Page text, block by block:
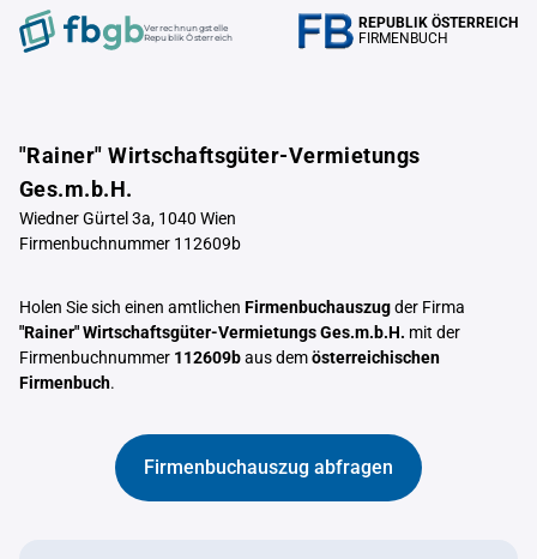
Verrechnungstelle
Republik Österreich
REPUBLIK ÖSTERREICH
FIRMENBUCH
"Rainer" Wirtschaftsgüter-Vermietungs
Ges.m.b.H.
Wiedner Gürtel 3a, 1040 Wien
Firmenbuchnummer 112609b
Holen Sie sich einen amtlichen Firmenbuchauszugder Firma
"Rainer" Wirtschaftsgüter-Vermietungs Ges.m.b.H. mit der
Firmenbuchnummer 112609baus demösterreichischen
Firmenbuch.
Firmenbuchauszug abfragen